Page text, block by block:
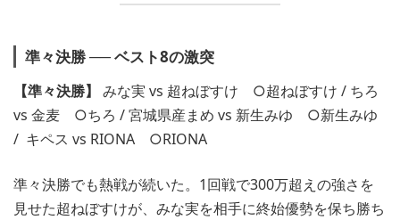
準々決勝 ── ベスト8の激突
【準々決勝】
みな実 vs 超ねぼすけ ○超ねぼすけ / ちろ
vs 金麦 ○ちろ / 宮城県産まめ vs 新生みゆ ○新生みゆ
/ キペス vs RIONA ○RIONA
準々決勝でも熱戦が続いた。1回戦で300万超えの強さを
見せた超ねぼすけが、みな実を相手に終始優勢を保ち勝ち